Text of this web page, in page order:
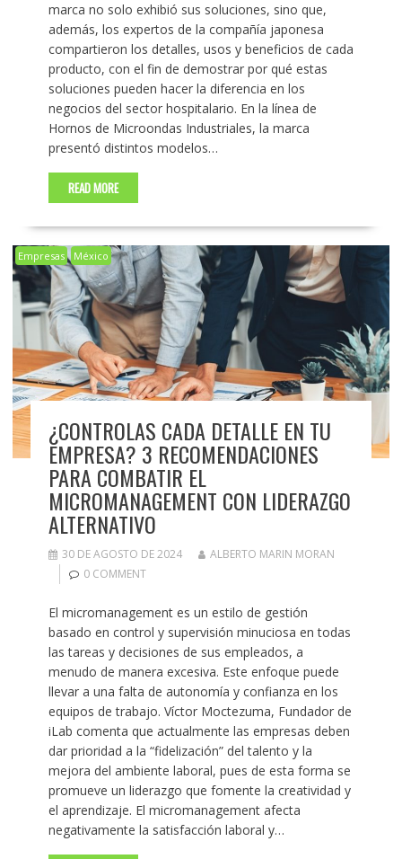
marca no solo exhibió sus soluciones, sino que,
además, los expertos de la compañía japonesa
compartieron los detalles, usos y beneficios de cada
producto, con el fin de demostrar por qué estas
soluciones pueden hacer la diferencia en los
negocios del sector hospitalario. En la línea de
Hornos de Microondas Industriales, la marca
presentó distintos modelos…
READ MORE
Empresas México
¿CONTROLAS CADA DETALLE EN TU
EMPRESA? 3 RECOMENDACIONES
PARA COMBATIR EL
MICROMANAGEMENT CON LIDERAZGO
ALTERNATIVO
30 DE AGOSTO DE 2024
ALBERTO MARIN MORAN
0 COMMENT
El micromanagement es un estilo de gestión
basado en control y supervisión minuciosa en todas
las tareas y decisiones de sus empleados, a
menudo de manera excesiva. Este enfoque puede
llevar a una falta de autonomía y confianza en los
equipos de trabajo. Víctor Moctezuma, Fundador de
iLab comenta que actualmente las empresas deben
dar prioridad a la “fidelización” del talento y la
mejora del ambiente laboral, pues de esta forma se
promueve un liderazgo que fomente la creatividad y
el aprendizaje. El micromanagement afecta
negativamente la satisfacción laboral y…